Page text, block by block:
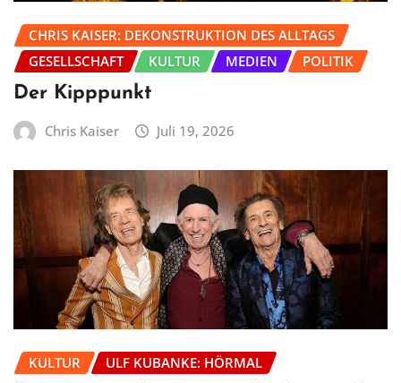
CHRIS KAISER: DEKONSTRUKTION DES ALLTAGS
GESELLSCHAFT
KULTUR MEDIEN POLITIK
Der Kipppunkt
Chris Kaiser Juli 19, 2026
KULTUR ULF KUBANKE: HÖRMAL